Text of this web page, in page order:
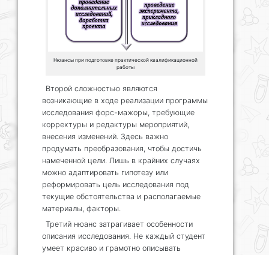
Нюансы при подготовке практической квалификационной
работы
Второй сложностью являются
возникающие в ходе реализации программы
исследования форс-мажоры, требующие
корректуры и редактуры мероприятий,
внесения изменений. Здесь важно
продумать преобразования, чтобы достичь
намеченной цели. Лишь в крайних случаях
можно адаптировать гипотезу или
реформировать цель исследования под
текущие обстоятельства и располагаемые
материалы, факторы.
Третий нюанс затрагивает особенности
описания исследования. Не каждый студент
умеет красиво и грамотно описывать